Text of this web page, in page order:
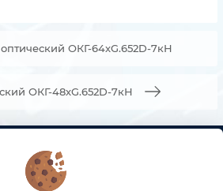
ОКГ-64хG.652D-7кН
ОКГ-48хG.652D-7кН